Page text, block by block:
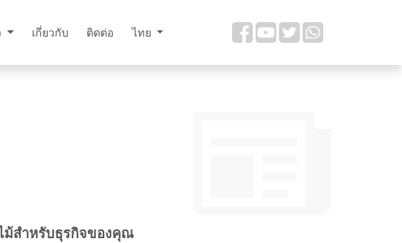
เกี่ยวกับ ติดต่อ ไทย
ม้สำหรับธุรกิจของคุณ